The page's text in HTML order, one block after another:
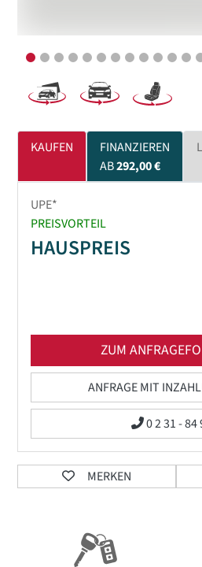
KAUFEN
FINANZIEREN
AB292,00 €
UPE*
PREISVORTEIL
HAUSPREIS
ZUM
ANFRAGE MIT
0 2 31 - 84
MERKEN